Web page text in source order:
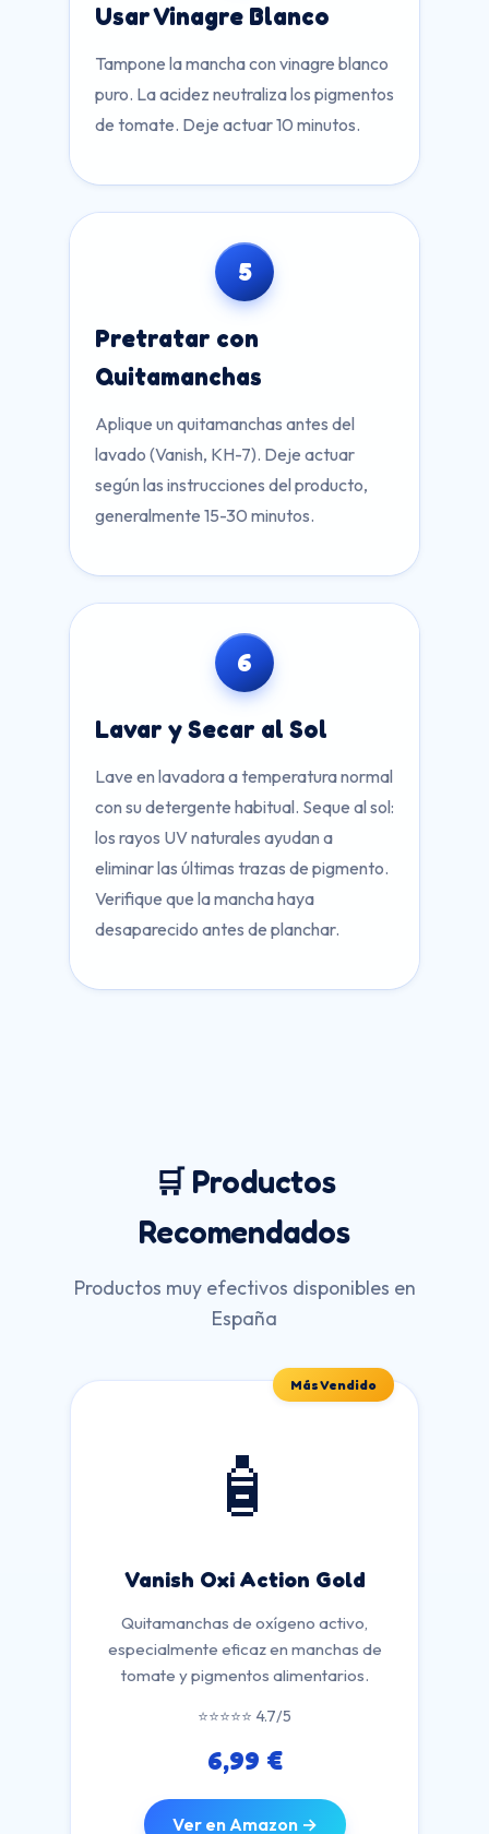
Usar Vinagre Blanco
Tampone la mancha con vinagre blanco
puro. La acidez neutraliza los pigmentos
de tomate. Deje actuar 10 minutos.
5
Pretratar con
Quitamanchas
Aplique un quitamanchas antes del
lavado (Vanish, KH-7). Deje actuar
según las instrucciones del producto,
generalmente 15-30 minutos.
6
Lavar y Secar al Sol
Lave en lavadora a temperatura normal
con su detergente habitual. Seque al sol:
los rayos UV naturales ayudan a
eliminar las últimas trazas de pigmento.
Verifique que la mancha haya
desaparecido antes de planchar.
🛒 Productos
Recomendados
Productos muy efectivos disponibles en
España
Más Vendido
🧴
Vanish Oxi Action Gold
Quitamanchas de oxígeno activo,
especialmente eficaz en manchas de
tomate y pigmentos alimentarios.
⭐⭐⭐⭐⭐ 4.7/5
6,99 €
Ver en Amazon →